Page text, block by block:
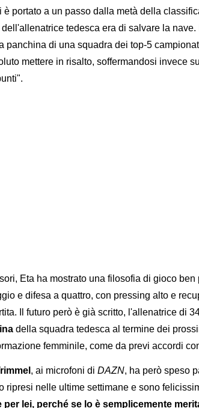
è portato a un passo dalla metà della
tedesca era di salvare la nave.
panchina di una squadra dei top-5
mettere in risalto, soffermandosi invece
Eta ha mostrato una filosofia di gioco ben
e difesa a quattro, con pressing alto e
Il futuro però è già scritto, l'allenatrice di
della squadra tedesca al termine dei
femminile, come da previ accordi
, ai microfoni di DAZN, ha però speso
ripresi nelle ultime settimane e sono
per lei, perché se lo è semplicemente